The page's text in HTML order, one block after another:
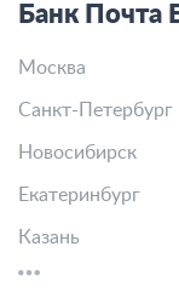
Банк Почта
Москва
Санкт-Петербург
Новосибирск
Екатеринбург
Казань